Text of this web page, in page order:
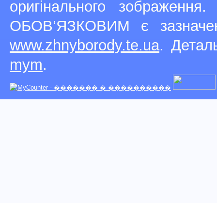
оригінального
ОБОВ’ЯЗКОВИМ є
www.zhnyborody.te.ua.
mym.